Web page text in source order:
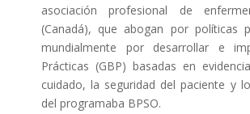
asociación profesional de
(Canadá), que abogan por políticas
mundialmente por desarrollar e
Prácticas (GBP) basadas en
cuidado, la seguridad del paciente y
del programaba BPSO.